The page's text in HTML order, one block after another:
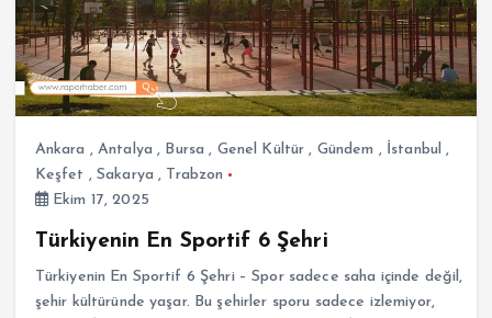
Ankara , Antalya , Bursa , Genel Kültür , Gündem , İstanbul ,
Keşfet , Sakarya , Trabzon
Ekim 17, 2025
Türkiyenin En Sportif 6 Şehri
Türkiyenin En Sportif 6 Şehri – Spor sadece saha içinde değil,
şehir kültüründe yaşar. Bu şehirler sporu sadece izlemiyor,